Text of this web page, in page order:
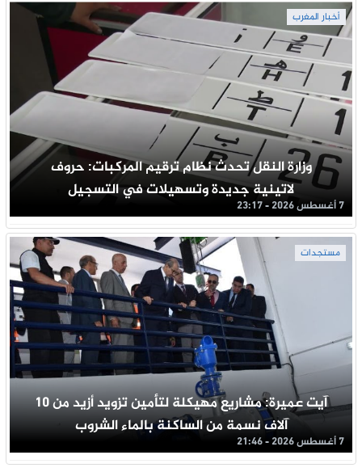
أخبار المغرب
وزارة النقل تحدث نظام ترقيم المركبات: حروف
لاتينية جديدة وتسهيلات في التسجيل
7 أغسطس 2026 - 23:17
مستجدات
آيت عميرة: مشاريع مهيكلة لتأمين تزويد أزيد من 10
آلاف نسمة من الساكنة بالماء الشروب
7 أغسطس 2026 - 21:46